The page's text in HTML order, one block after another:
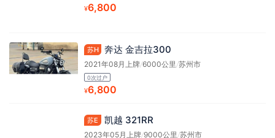
¥6,800
苏H 奔达 金吉拉300
2021年08月上牌/6000公里/苏州市
0次过户
¥6,800
苏E 凯越 321RR
2023年05月上牌/9000公里/苏州市